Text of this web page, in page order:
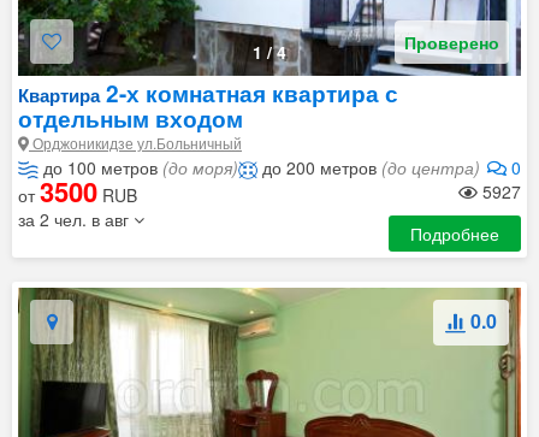
1 /4 Проверено
Квартира2-х комнатная квартира с
отдельным входом
Орджоникидзе ул.Больничный
до 100 метров (до моря) 0
до 200 метров (до центра)
5927
от3500 RUB
за 2 чел. в авг
Подробнее
0.0